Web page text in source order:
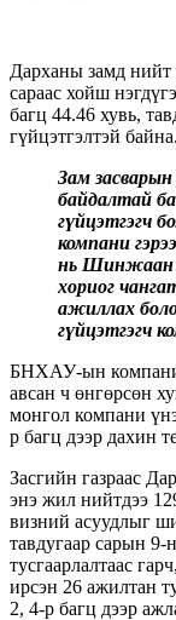
Дарханы замд нийт
сараас хойш
багц 44.46 хувь,
гүйцэтгэлтэй байна.
Зам
байдалтай
гүйцэтгэгч
компани
нь Шинжаан
хориог
ажиллах
гүйцэтгэгч
БНХАУ-ын компани
авсан ч өнгөрсөн
монгол компани
р багц дээр дахин
Засгийн газраас
энэ жил нийтдээ
визний асуудлыг
тавдугаар сарын
тусгаарлалтаас
ирсэн 26 ажилтан
2, 4-р багц дээр